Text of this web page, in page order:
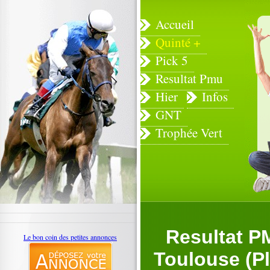
Accueil
Quinté +
Pick 5
Resultat Pmu
Hier
Infos
GNT
Trophée Vert
Resultat
Toulouse
Le bon coin des petites annonces